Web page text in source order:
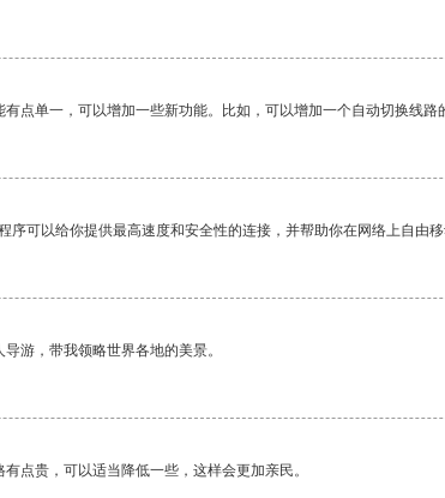
点单一，可以增加一些新功能。比如，可以增加一个自动切换线
序可以给你提供最高速度和安全性的连接，并帮助你在网络上自由移
游，带我领略世界各地的美景。
点贵，可以适当降低一些，这样会更加亲民。